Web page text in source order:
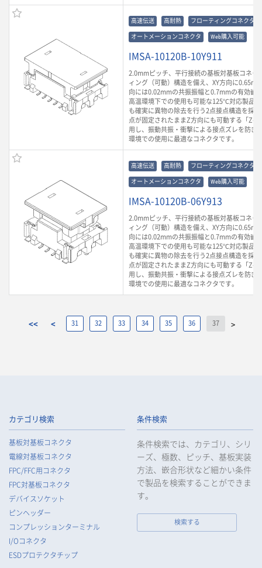
高速伝送 高耐熱 フローティングコネクタ
オートメーションコネクタ Web購入可能
IMSA-10120B-10Y911
2.0mmピッチ、平行接続の基板対基板コネク
ィング（可動）構造を備え、XY方向に
向には0.02mmの共振振幅と0.7mmの有効嵌
高温環境下での使用も可能な125℃対応製品
も確実に異物の除去を行う2点接点構造を採
点が固定されたままZ方向にも可動する「Z-
用し、振動共振・衝撃による接点ズレを防ぎ
環境での使用に最適なコネクタです。
高速伝送 高耐熱 フローティングコネクタ
オートメーションコネクタ Web購入可能
IMSA-10120B-06Y913
2.0mmピッチ、平行接続の基板対基板コネク
ィング（可動）構造を備え、XY方向に
向には0.02mmの共振振幅と0.7mmの有効嵌
高温環境下での使用も可能な125℃対応製品
も確実に異物の除去を行う2点接点構造を採
点が固定されたままZ方向にも可動する「Z-
用し、振動共振・衝撃による接点ズレを防ぎ
環境での使用に最適なコネクタです。
<< < 31 32 33 34 35 36 37 >
カテゴリ検索
基板対基板コネクタ
電線対基板コネクタ
FPC/FFC用コネクタ
FPC対基板コネクタ
デバイスソケット
ピンヘッダー
コンプレッションターミナル
I/Oコネクタ
ESDプロテクタチップ
条件検索
条件検索では、カテゴリ、シリ
ーズ、極数、ピッチ、基板実装
方法、嵌合形状など細かい条件
で製品を検索することができま
す。
検索する